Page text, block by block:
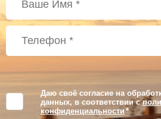
Даю своё согласие на
данных, в соответствии с
конфиденциальности *